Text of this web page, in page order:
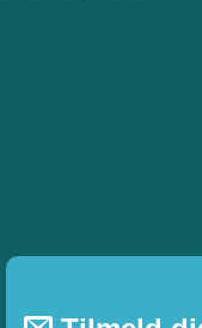
Modtag eksklusive